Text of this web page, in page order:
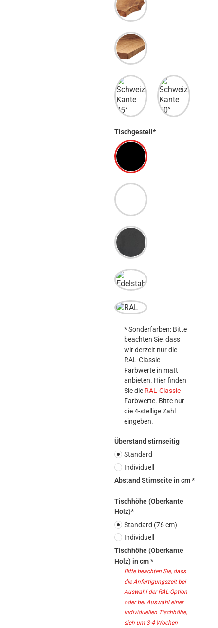
Tischgestell*
* Sonderfarben: Bitte
beachten Sie, dass
wir derzeit nur die
RAL-Classic
Farbwerte in matt
anbieten. Hier finden
Sie die RAL-Classic
Farbwerte. Bitte nur
die 4-stellige Zahl
eingeben.
Überstand stirnseitig
Standard
Individuell
Abstand Stirnseite in cm *
Tischhöhe (Oberkante
Holz)*
Standard (76 cm)
Individuell
Tischhöhe (Oberkante
Holz) in cm *
Bitte beachten Sie, dass
die Anfertigungszeit bei
Auswahl der RAL-Option
oder bei Auswahl einer
individuellen Tischhöhe,
sich um 3-4 Wochen